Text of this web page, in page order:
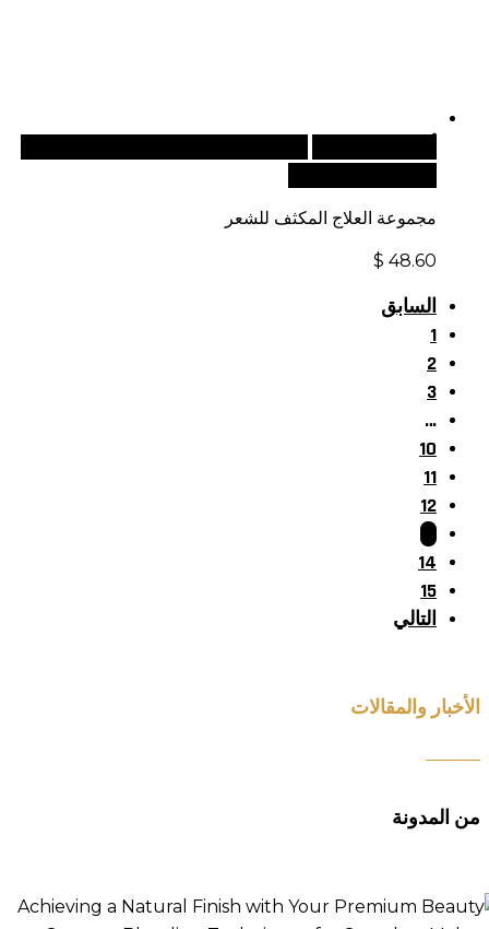
مجموعة العلاج المكثف للشعر
$ 48.60
السابق
1
2
3
…
10
11
12
13
14
15
التالي
الأخبار والمقالات
من المدونة